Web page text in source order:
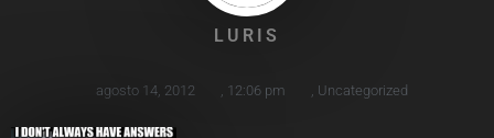
LURIS
agosto 14, 2012 12:06 pm Uncategorized